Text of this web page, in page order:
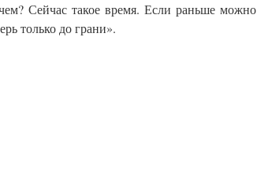
Сейчас такое время. Если раньше можно
только до грани».